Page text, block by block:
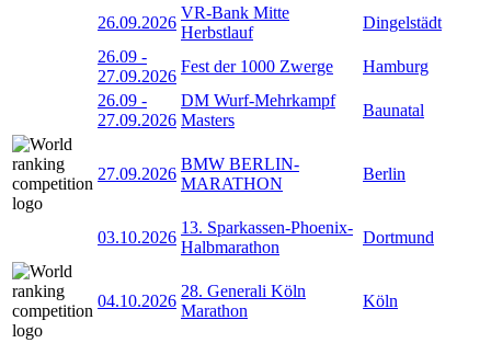
26.09.2026
VR-Bank Mitte
Herbstlauf
Dingelstädt
26.09 -
27.09.2026
Fest der 1000 Zwerge
Hamburg
26.09 -
27.09.2026
DM Wurf-Mehrkampf
Masters
Baunatal
27.09.2026
BMW BERLIN-
MARATHON
Berlin
03.10.2026
13. Sparkassen-Phoenix-
Halbmarathon
Dortmund
04.10.2026
28. Generali Köln
Marathon
Köln